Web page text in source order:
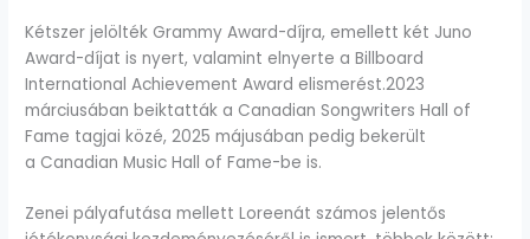
Kétszer jelölték Grammy Award-díjra, emellett két Juno
Award-díjat is nyert, valamint elnyerte a Billboard
International Achievement Award elismerést.2023
márciusában beiktatták a Canadian Songwriters Hall of
Fame tagjai közé, 2025 májusában pedig bekerült
a Canadian Music Hall of Fame-be is.
Zenei pályafutása mellett Loreenát számos jelentős